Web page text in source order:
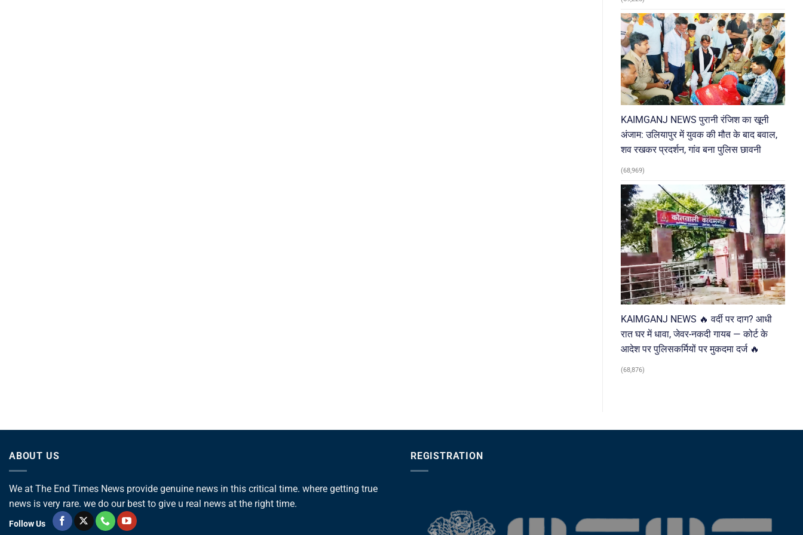
KAIMGANJ NEWS पुरानी रंजिश का खूनी
अंजाम: उलियापुर में युवक की मौत के बाद बवाल,
शव रखकर प्रदर्शन, गांव बना पुलिस छावनी
(68,969)
KAIMGANJ NEWS 🔥 वर्दी पर दाग? आधी
रात घर में धावा, जेवर-नकदी गायब — कोर्ट के
आदेश पर पुलिसकर्मियों पर मुकदमा दर्ज 🔥
(68,876)
ABOUT US
We at The End Times News provide genuine news in this critical time. where getting true
news is very rare. we do our best to give u real news at the right time.
Follow Us
REGISTRATION